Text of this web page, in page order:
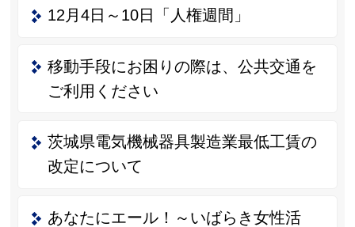
12月4日～10日「人権週間」
移動手段にお困りの際は、公共交通を
ご利用ください
茨城県電気機械器具製造業最低工賃の
改定について
あなたにエール！～いばらき女性活